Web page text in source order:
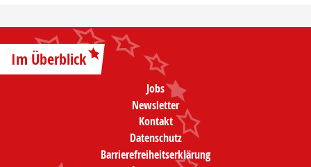
Im Überblick
Jobs
Newsletter
Kontakt
Datenschutz
Barrierefreiheitserklärung